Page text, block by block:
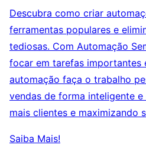
Descubra como criar
ferramentas populares e
tediosas. Com Automação
focar em tarefas importantes
automação faça o trabalho
vendas de forma inteligente
mais clientes e maximizando
Saiba Mais!